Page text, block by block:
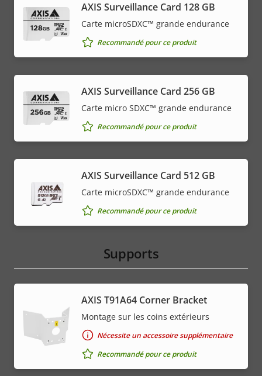
AXIS Surveillance Card 128 GB
Carte microSDXC™ grande endurance
Recommandé pour ce produit
AXIS Surveillance Card 256 GB
Carte micro SDXC™ grande endurance
Recommandé pour ce produit
AXIS Surveillance Card 512 GB
Carte microSDXC™ grande endurance
Recommandé pour ce produit
Supports
AXIS T91A64 Corner Bracket
Montage sur les coins extérieurs
Nécessite un accessoire supplémentaire
Recommandé pour ce produit